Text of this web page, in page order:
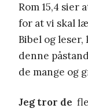
Rom 15,4 sier
for at vi skal
Bibel og
denne
de mange og
Jeg tror de